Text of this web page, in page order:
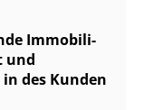
Im­mo­bi­li­
und
des Kunden